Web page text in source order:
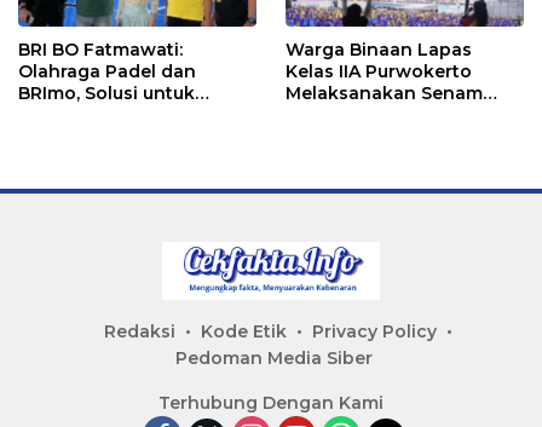
BRI BO Fatmawati:
Olahraga Padel dan
BRImo, Solusi untuk
Warga Binaan Lapas
Kelas IIA Purwokerto
Melaksanakan Senam
Redaksi Kode Etik
Privacy Policy
Pedoman Media Siber
Terhubung Dengan Kami